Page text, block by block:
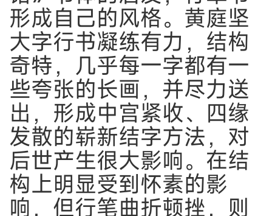
形成自己的风格。黄庭坚
大字行书凝练有力，结构
奇特，几乎每一字都有一
些夸张的长画，并尽力送
出，形成中宫紧收、四缘
发散的崭新结字方法，对
后世产生很大影响。在结
构上明显受到怀素的影
响，但行笔曲折顿挫，则